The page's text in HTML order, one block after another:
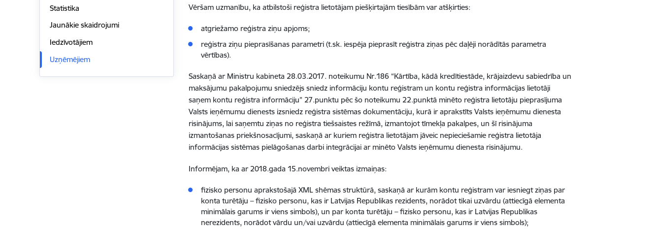
Statistika
Jaunākie skaidrojumi
Iedzīvotājiem
Uzņēmējiem
Vēršam uzmanību, ka atbilstoši reģistra lietotājam piešķirtajām tiesībām var atšķirties:
atgriežamo reģistra ziņu apjoms;
reģistra ziņu pieprasīšanas parametri (t.sk. iespēja pieprasīt reģistra ziņas pēc daļēji norādītās parametra
vērtības).
Saskaņā ar Ministru kabineta 28.03.2017. noteikumu Nr.186 “Kārtība, kādā kredītiestāde, krājaizdevu sabiedrība un
maksājumu pakalpojumu sniedzējs sniedz informāciju kontu reģistram un kontu reģistra informācijas lietotāji
saņem kontu reģistra informāciju” 27.punktu pēc šo noteikumu 22.punktā minēto reģistra lietotāju pieprasījuma
Valsts ieņēmumu dienests izsniedz reģistra sistēmas dokumentāciju, kurā ir aprakstīts Valsts ieņēmumu dienesta
risinājums, lai saņemtu ziņas no reģistra tiešsaistes režīmā, izmantojot tīmekļa pakalpes, un šī risinājuma
izmantošanas priekšnosacījumi, saskaņā ar kuriem reģistra lietotājam jāveic nepieciešamie reģistra lietotāja
informācijas sistēmas pielāgošanas darbi integrācijai ar minēto Valsts ieņēmumu dienesta risinājumu.
Informējam, ka ar 2018.gada 15.novembri veiktas izmaiņas:
fizisko personu aprakstošajā XML shēmas struktūrā, saskaņā ar kurām kontu reģistram var iesniegt ziņas par
konta turētāju – fizisko personu, kas ir Latvijas Republikas rezidents, norādot tikai uzvārdu (attiecīgā elementa
minimālais garums ir viens simbols), un par konta turētāju – fizisko personu, kas ir Latvijas Republikas
nerezidents, norādot vārdu un/vai uzvārdu (attiecīgā elementa minimālais garums ir viens simbols);